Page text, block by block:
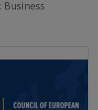
Business